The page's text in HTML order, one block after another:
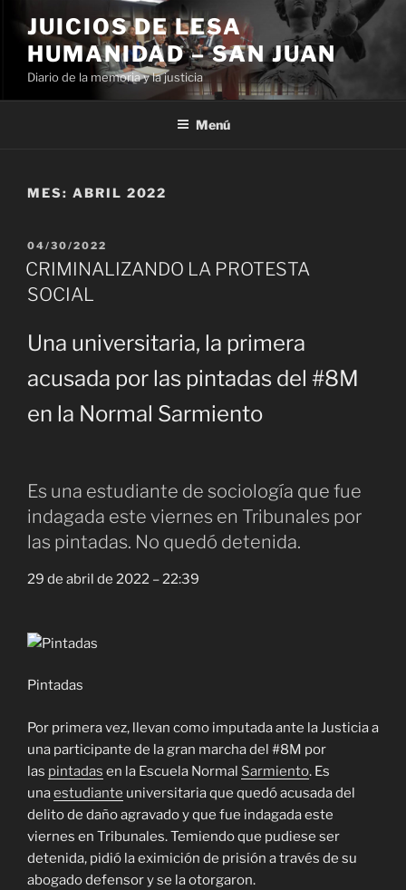
contenido
JUICIOS DE LESA
HUMANIDAD – SAN JUAN
Diario de la memoria y la justicia
Menú
MES: ABRIL 2022
PUBLICADO
EL
04/30/2022
CRIMINALIZANDO LA PROTESTA
SOCIAL
Una universitaria, la primera
acusada por las pintadas del #8M
en la Normal Sarmiento
Es una estudiante de sociología que fue
indagada este viernes en Tribunales por
las pintadas. No quedó detenida.
29 de abril de 2022 – 22:39
Pintadas
Por primera vez, llevan como imputada ante la Justicia a
una participante de la gran marcha del #8M por
las pintadas en la Escuela Normal Sarmiento. Es
unaestudiante universitaria que quedó acusada del
delito de daño agravado y que fue indagada este
viernes en Tribunales. Temiendo que pudiese ser
detenida, pidió la eximición de prisión a través de su
abogado defensor y se la otorgaron.